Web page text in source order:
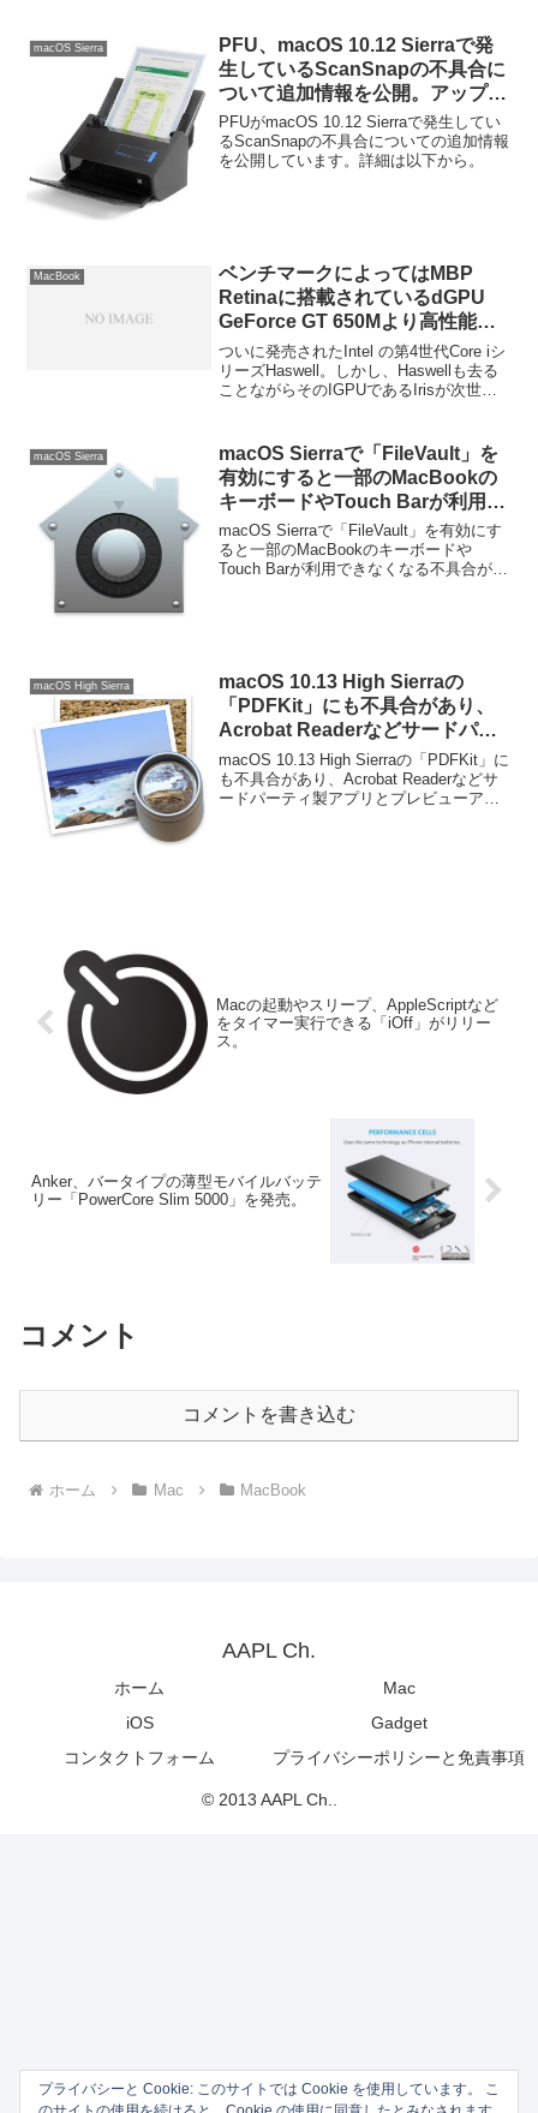
macOS Sierra
PFU、macOS 10.12 Sierraで発
生しているScanSnapの不具合に
ついて追加情報を公開。アップデ
ートは10月中旬頃を予定。
PFUがmacOS 10.12 Sierraで発生してい
るScanSnapの不具合についての追加情報
を公開しています。詳細は以下から。
MacBook
ベンチマークによってはMBP
Retinaに搭載されているdGPU
GeForce GT 650Mより高性能、
次世代MacにIrisは搭載される
か？
ついに発売されたIntel の第4世代Core iシ
リーズHaswell。しかし、Haswellも去る
ことながらそのIGPUであるIrisが次世代
じゃないの？などが話題に上がってい
る。詳細は以下から。
macOS Sierra
macOS Sierraで「FileVault」を
有効にすると一部のMacBookの
キーボードやTouch Barが利用で
きなくなる不具合。
macOS Sierraで「FileVault」を有効にす
ると一部のMacBookのキーボードや
Touch Barが利用できなくなる不具合が確
macOS High Sierra
macOS 10.13 High Sierraの
「PDFKit」にも不具合があり、
Acrobat Readerなどサードパー
ティ製アプリとプレビューアプリ
の間で表示が異なるので注意。
macOS 10.13 High Sierraの「PDFKit」に
も不具合があり、Acrobat Readerなどサ
ードパーティ製アプリとプレビューアプ
Macの起動やスリープ、AppleScriptなど
をタイマー実行できる「iOff」がリリー
ス。
Anker、バータイプの薄型モバイルバッテ
リー「PowerCore Slim 5000」を発売。
コメント
コメントを書き込む
ホーム Mac MacBook
AAPL Ch.
ホーム
Mac
iOS
Gadget
コンタクトフォーム
プライバシーポリシーと免責事項
© 2013 AAPL Ch..
プライバシーと Cookie: このサイトでは Cookie を使用しています。 こ